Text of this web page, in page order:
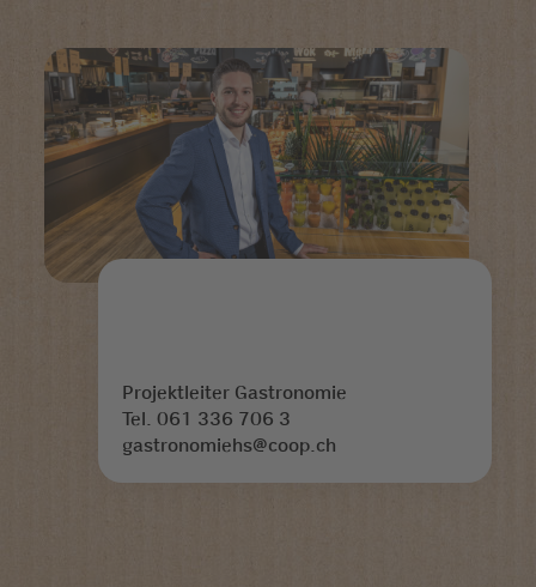
Projektleiter Gastronomie
Tel. 061 336 706 3
gastronomiehs@coop.ch